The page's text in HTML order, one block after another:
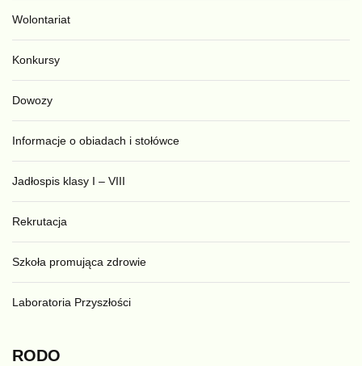
Wolontariat
Konkursy
Dowozy
Informacje o obiadach i stołówce
Jadłospis klasy I – VIII
Rekrutacja
Szkoła promująca zdrowie
Laboratoria Przyszłości
RODO